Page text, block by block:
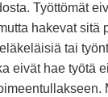
Työttömät
hakevat sitä
tai
eivät hae työtä